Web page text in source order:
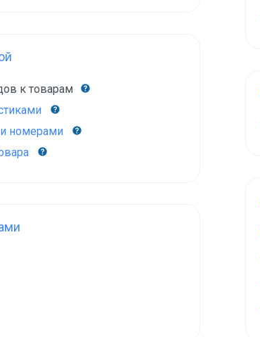
к товарам
номерами